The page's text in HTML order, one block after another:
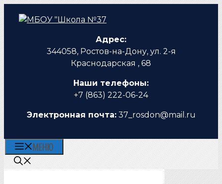
Перейти
к
содержимому
Адрес:
344058, Ростов-на-Дону, ул. 2-я
Краснодарская , 68
Наши телефоны:
+7 (863) 222-06-24
Электронная почта:37_rosdon@mail.ru
МЕНЮ